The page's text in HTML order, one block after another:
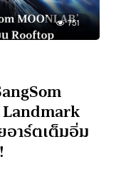
751
าร์ตเต็มอิ่ม